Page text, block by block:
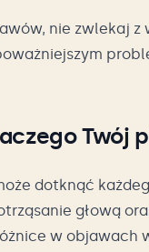
nie zwlekaj z
Twój
dotknąć
głową
w objawach